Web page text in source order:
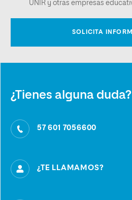
¿Tienes alguna duda?
57 601 7056600
¿TE LLAMAMOS?